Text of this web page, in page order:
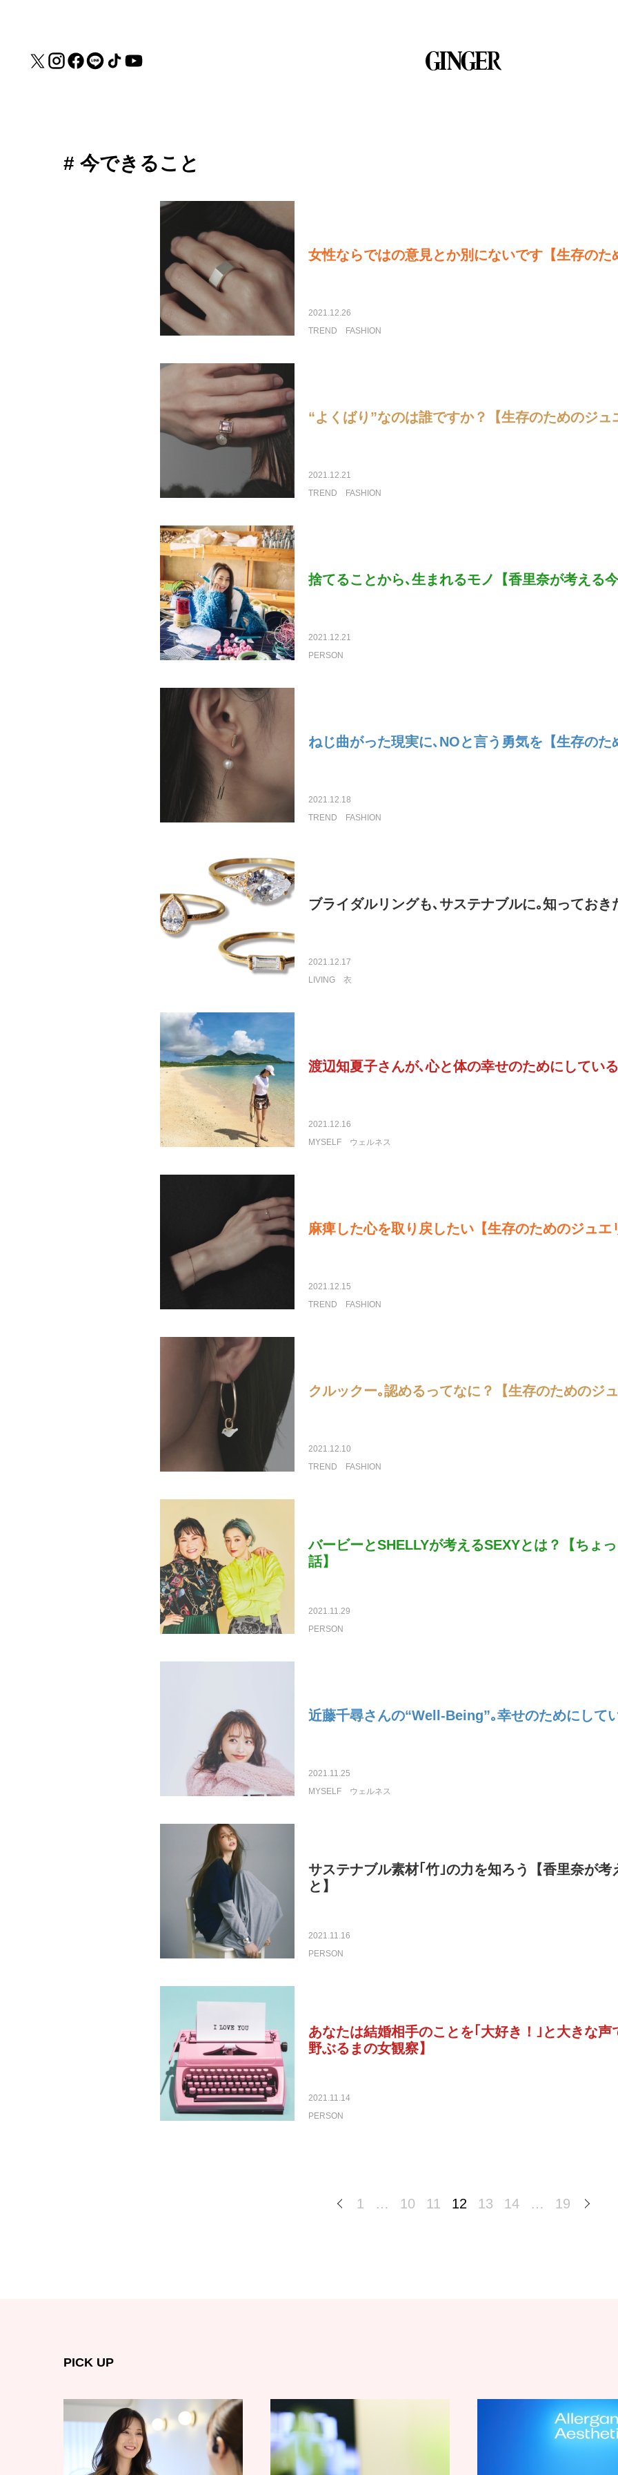
# 今できること
女性ならではの意見とか別にないです【生存のた
2021.12.26
TREND
FASHION
“よくばり”なのは誰ですか？【生存のためのジュ
2021.12.21
TREND
FASHION
捨てることから､生まれるモノ【香里奈が考える今
2021.12.21
PERSON
ねじ曲がった現実に､NOと言う勇気を【生存のた
2021.12.18
TREND
FASHION
ブライダルリングも､サステナブルに｡知っておき
2021.12.17
LIVING
衣
渡辺知夏子さんが､心と体の幸せのためにしてい
2021.12.16
MYSELF
ウェルネス
麻痺した心を取り戻したい【生存のためのジュエ
2021.12.15
TREND
FASHION
クルックー｡認めるってなに？【生存のためのジュ
2021.12.10
TREND
FASHION
バービーとSHELLYが考えるSEXYとは？【ちょ
話】
2021.11.29
PERSON
近藤千尋さんの“Well-Being”｡幸せのためにして
2021.11.25
MYSELF
ウェルネス
サステナブル素材｢竹｣の力を知ろう【香里奈が考
と】
2021.11.16
PERSON
あなたは結婚相手のことを｢大好き！｣と大きな声
野ぶるまの女観察】
2021.11.14
PERSON
1 … 10 11 12 13 14 … 19
PICK UP